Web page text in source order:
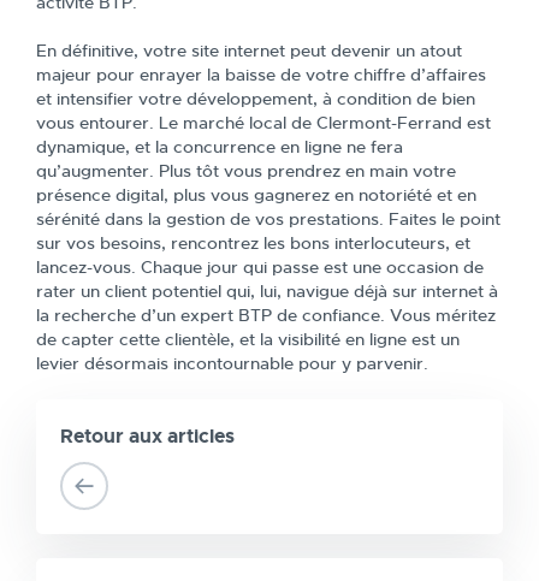
Retour aux articles
En définitive, votre site internet peut devenir un atout
majeur pour enrayer la baisse de votre chiffre d’affaires
et intensifier votre développement, à condition de bien
vous entourer. Le marché local de Clermont-Ferrand est
dynamique, et la concurrence en ligne ne fera
qu’augmenter. Plus tôt vous prendrez en main votre
présence digital, plus vous gagnerez en notoriété et en
sérénité dans la gestion de vos prestations. Faites le point
sur vos besoins, rencontrez les bons interlocuteurs, et
lancez-vous. Chaque jour qui passe est une occasion de
rater un client potentiel qui, lui, navigue déjà sur internet à
la recherche d’un expert BTP de confiance. Vous méritez
de capter cette clientèle, et la visibilité en ligne est un
levier désormais incontournable pour y parvenir.